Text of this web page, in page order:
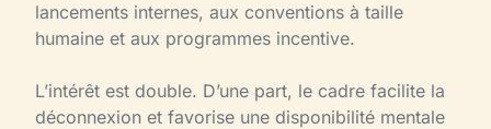
lancements internes, aux conventions à taille
humaine et aux programmes incentive.
L’intérêt est double. D’une part, le cadre facilite la
déconnexion et favorise une disponibilité mentale